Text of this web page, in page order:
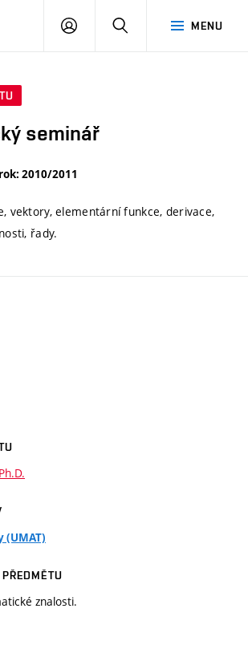
MENU
PŘIHLÁSIT
seminář
2010/2011
vektory, elementární funkce, derivace,
řady.
(UMAT)
znalosti.